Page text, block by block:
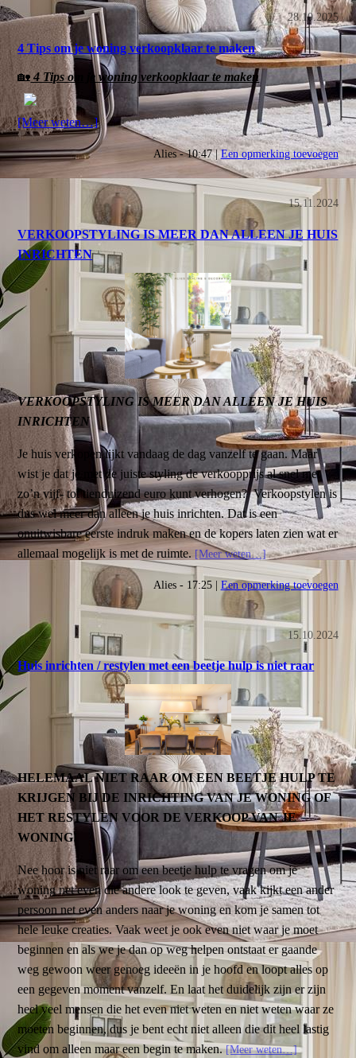
28.10.2025
4 Tips om je woning verkoopklaar te maken
🏡 4 Tips om je woning verkoopklaar te maken
[Meer weten…]
Alies - 10:47 |Een opmerking toevoegen
15.11.2024
VERKOOPSTYLING IS MEER DAN ALLEEN JE HUIS
INRICHTEN
VERKOOPSTYLING IS MEER DAN ALLEEN JE HUIS
INRICHTEN
Je huis verkopen lijkt vandaag de dag vanzelf te gaan. Maar
wist je dat je met de juiste styling de verkoopprijs al snel met
zo’n vijf- tot tienduizend euro kunt verhogen? Verkoopstylen is
dus wel meer dan alleen je huis inrichten. Dat is een
onuitwisbare eerste indruk maken en de kopers laten zien wat er
allemaal mogelijk is met de ruimte. [Meer weten…]
Alies - 17:25 | Een opmerking toevoegen
15.10.2024
Huis inrichten / restylen met een beetje hulp is niet raar
HELEMAAL NIET RAAR OM EEN BEETJE HULP TE
KRIJGEN BIJ DE INRICHTING VAN JE WONING OF
HET RESTYLEN VOOR DE VERKOOP VAN JE
WONING!
Nee hoor is niet raar om een beetje hulp te vragen om je
woning net even die andere look te geven, vaak kijkt een ander
persoon net even anders naar je woning en kom je samen tot
hele leuke creaties. Vaak weet je ook even niet waar je moet
beginnen en als we je dan op weg helpen ontstaat er gaande
weg gewoon weer genoeg ideeën in je hoofd en loopt alles op
een gegeven moment vanzelf. En laat het duidelijk zijn er zijn
heel veel mensen die het even niet weten en niet weten waar ze
moeten beginnen, dus je bent echt niet alleen die dit heel lastig
vind om alleen maar een begin te maken.[Meer weten…]